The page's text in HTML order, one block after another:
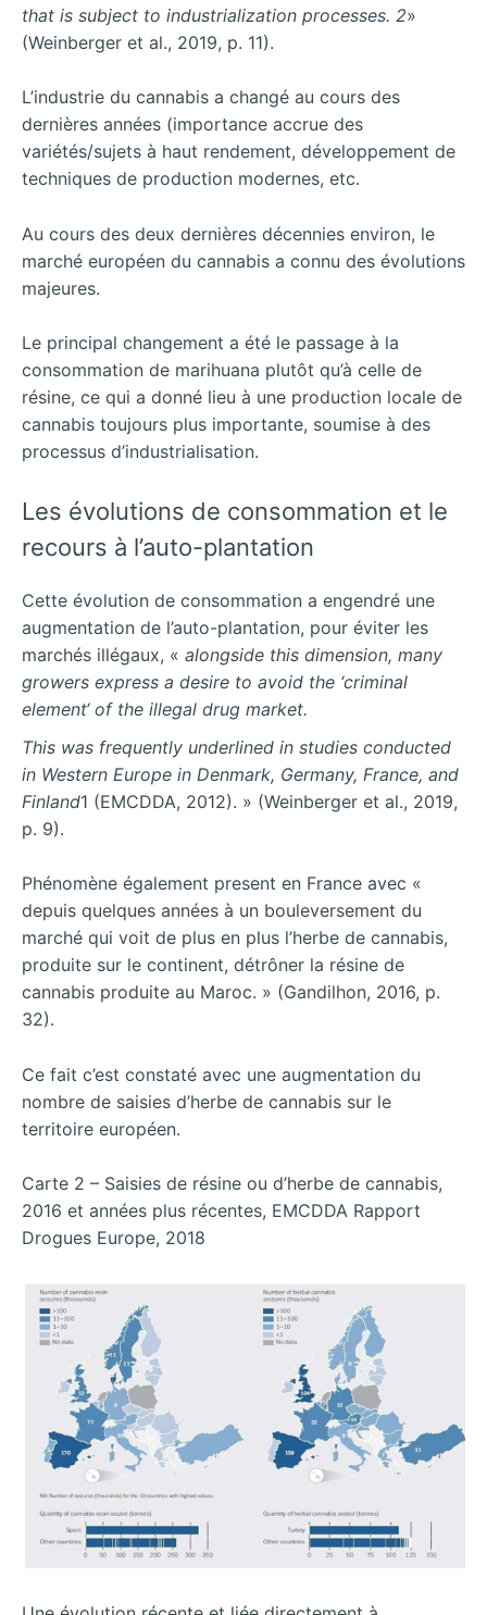
that is subject to industrialization processes. 2»
(Weinberger et al., 2019, p. 11).
L’industrie du cannabis a changé au cours des
dernières années (importance accrue des
variétés/sujets à haut rendement, développement de
techniques de production modernes, etc.
Au cours des deux dernières décennies environ, le
marché européen du cannabis a connu des évolutions
majeures.
Le principal changement a été le passage à la
consommation de marihuana plutôt qu’à celle de
résine, ce qui a donné lieu à une production locale de
cannabis toujours plus importante, soumise à des
processus d’industrialisation.
Les évolutions de consommation et le
recours à l’auto-plantation
Cette évolution de consommation a engendré une
augmentation de l’auto-plantation, pour éviter les
marchés illégaux, « alongside this dimension, many
growers express a desire to avoid the ‘criminal
element‘of the illegal drug market.
This was frequently underlined in studies conducted
in Western Europe in Denmark, Germany, France, and
Finland1 (EMCDDA, 2012). » (Weinberger et al., 2019,
p. 9).
Phénomène également present en France avec «
depuis quelques années à un bouleversement du
marché qui voit de plus en plus l’herbe de cannabis,
produite sur le continent, détrôner la résine de
cannabis produite au Maroc. » (Gandilhon, 2016, p.
32).
Ce fait c’est constaté avec une augmentation du
nombre de saisies d’herbe de cannabis sur le
territoire européen.
Carte 2 – Saisies de résine ou d’herbe de cannabis,
2016 et années plus récentes, EMCDDA Rapport
Drogues Europe, 2018